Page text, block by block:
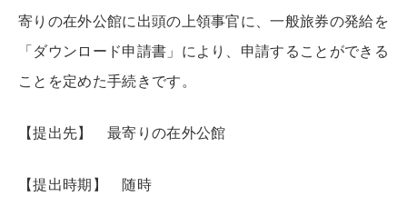
寄りの在外公館に出頭の上領事官に、一般旅券の発給を
「ダウンロード申請書」により、申請することができる
ことを定めた手続きです。
【提出先】 最寄りの在外公館
【提出時期】 随時